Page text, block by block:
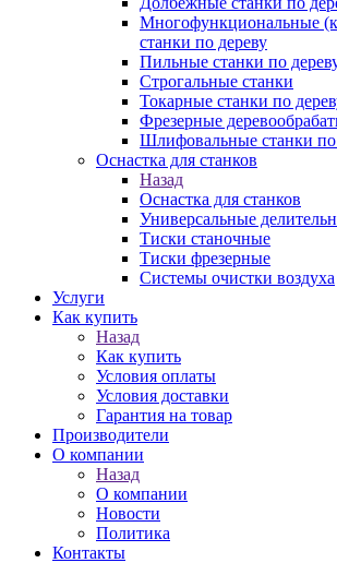
Многофункциональные
станки по дереву
Пильные станки по
Строгальные станки
Токарные станки по
Фрезерные
Шлифовальные станки по
Оснастка для станков
Назад
Оснастка для станков
Универсальные
Тиски станочные
Тиски фрезерные
Системы очистки воздуха
Услуги
Как купить
Назад
Как купить
Условия оплаты
Условия доставки
Гарантия на товар
Производители
О компании
Назад
О компании
Новости
Политика
Контакты